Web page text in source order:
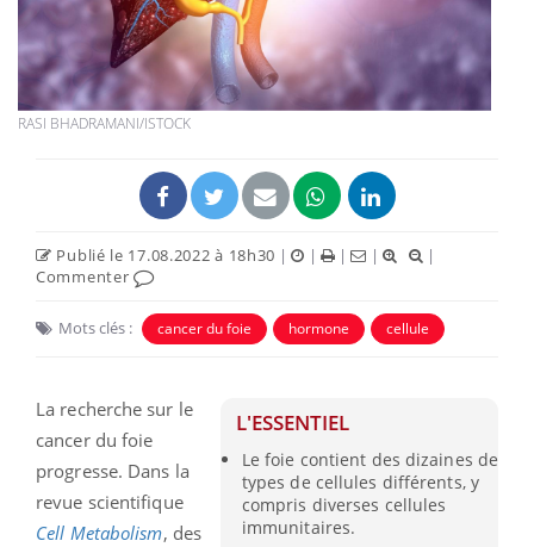
RASI BHADRAMANI/ISTOCK
Publié le 17.08.2022 à 18h30 | | | |
|
Commenter
Mots clés : cancer du foie hormone cellule
L'ESSENTIEL
Le foie contient des dizaines de
types de cellules différents, y
compris diverses cellules
immunitaires.
La recherche sur le
cancer du foie
progresse. Dans la
revue scientifique
Cell Metabolism, des